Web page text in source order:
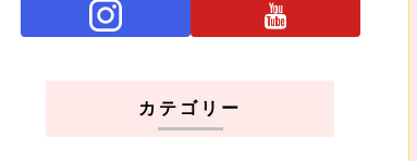
カテゴリー